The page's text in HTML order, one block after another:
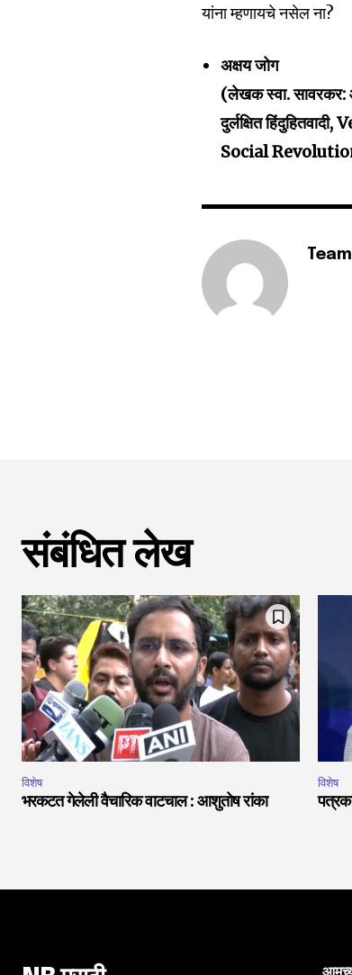
यांना म्हणायचे नसेल ना?
अक्षय जोग
(लेखक स्वा. सावरकर:
दुर्लक्षित
Social
संबंधित लेख
विशेष
भरकटत गेलेली वैचारिक वाटचाल : आशुतोष रांका
विशेष